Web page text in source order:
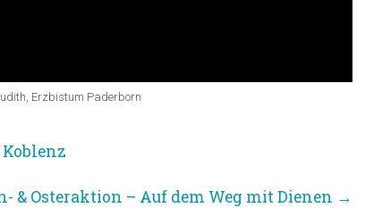
Erzbistum Paderborn
& Osteraktion – Auf dem Weg mit Dienen →